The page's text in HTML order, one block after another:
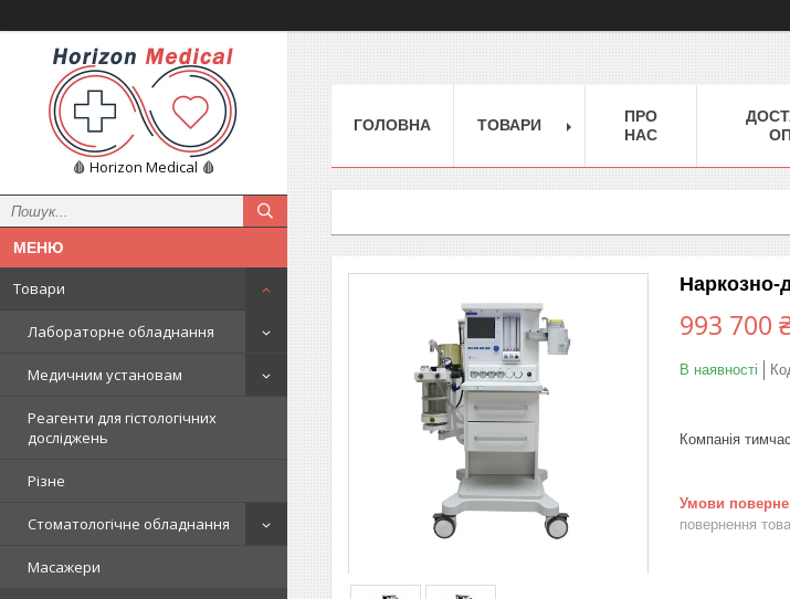
🩸 Horizon Medical 🩸
Товари
Лабораторне обладнання
Медичним установам
Реагенти для гістологічних
досліджень
Різне
Стоматологічне обладнання
Масажери
ГОЛОВНА ТОВАРИ
ПРО
НАС
Наркозно-
993 700
В наявності
Компанія
повернення